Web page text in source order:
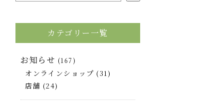
カテゴリー一覧
お知らせ (167)
オンラインショップ (31)
店舗 (24)